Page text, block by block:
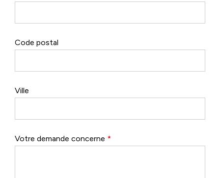
Code postal
Ville
Votre demande concerne *